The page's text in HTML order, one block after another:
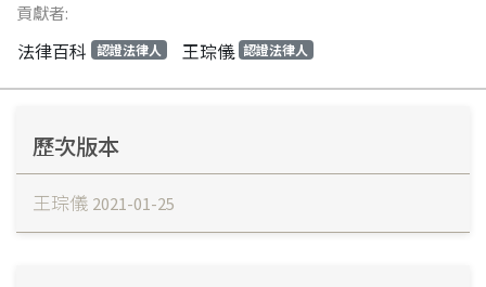
貢獻者:
法律百科 認證法律人 王琮儀 認證法律人
歷次版本
王琮儀 2021-01-25